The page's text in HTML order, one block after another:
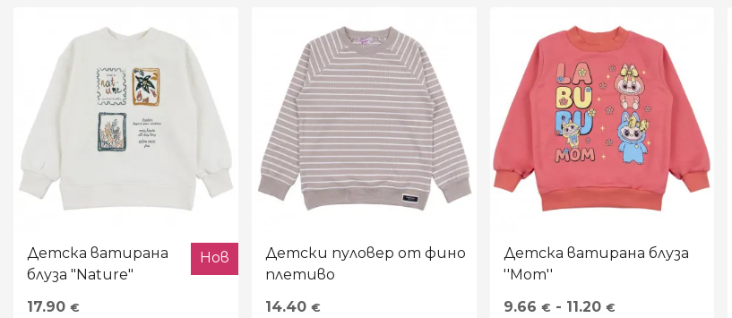
ВЪЗРАСТ
РАЗМЕР
МОДЕЛ
МАРКА
Детска ватирана
блуза "Nature"
Нов
17.90 €
Детски пуловер от фино
плетиво
14.40 €
Детска ватирана блуза
''Mom''
9.66 €- 11.20 €